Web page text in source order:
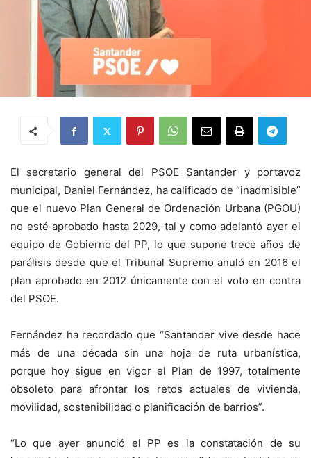
El secretario general del PSOE Santander y portavoz
municipal, Daniel Fernández, ha calificado de “inadmisible”
que el nuevo Plan General de Ordenación Urbana (PGOU)
no esté aprobado hasta 2029, tal y como adelantó ayer el
equipo de Gobierno del PP, lo que supone trece años de
parálisis desde que el Tribunal Supremo anuló en 2016 el
plan aprobado en 2012 únicamente con el voto en contra
del PSOE.
Fernández ha recordado que “Santander vive desde hace
más de una década sin una hoja de ruta urbanística,
porque hoy sigue en vigor el Plan de 1997, totalmente
obsoleto para afrontar los retos actuales de vivienda,
movilidad, sostenibilidad o planificación de barrios”.
“Lo que ayer anunció el PP es la constatación de su